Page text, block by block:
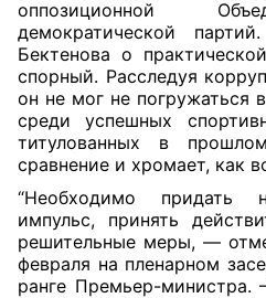
оппозиционной
демократической
Бектенова о
спорный. Расследуя
он не мог не погружаться
среди успешных
титулованных в
сравнение и хромает, как
“Необходимо придать
импульс, принять
решительные меры, —
февраля на пленарном
ранге Премьер-министра.